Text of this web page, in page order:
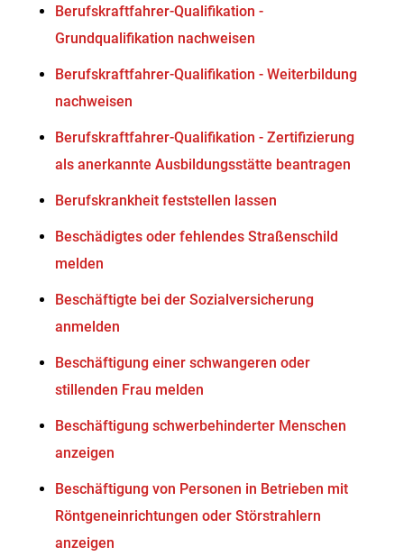
Berufskraftfahrer-Qualifikation -
Grundqualifikation nachweisen
Berufskraftfahrer-Qualifikation - Weiterbildung
nachweisen
Berufskraftfahrer-Qualifikation - Zertifizierung
als anerkannte Ausbildungsstätte beantragen
Berufskrankheit feststellen lassen
Beschädigtes oder fehlendes Straßenschild
melden
Beschäftigte bei der Sozialversicherung
anmelden
Beschäftigung einer schwangeren oder
stillenden Frau melden
Beschäftigung schwerbehinderter Menschen
anzeigen
Beschäftigung von Personen in Betrieben mit
Röntgeneinrichtungen oder Störstrahlern
anzeigen